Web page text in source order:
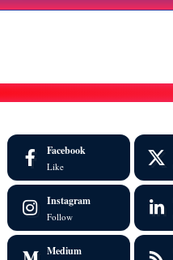
Facebook
Like
Instagram
Follow
Medium